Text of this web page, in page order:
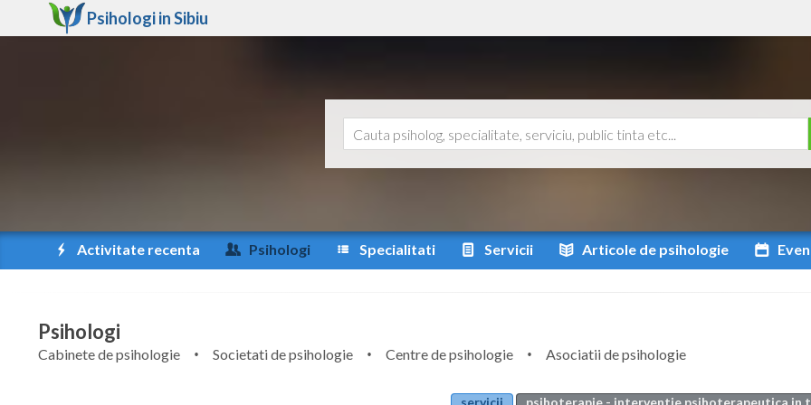
Psihologi inSibiu
Activitate recenta Psihologi Specialitati Servicii Articole de psihologie
Psihologi
Cabinete de psihologie Societati de psihologie Centre de psihologie
Asociatii de psihologie
servicii
psihoterapie - interventie psihoterapeutica in